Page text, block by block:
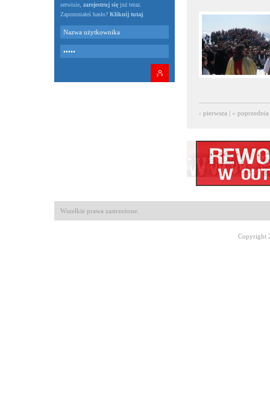
serwisie, zarejestruj się już teraz.
Zapomniałeś hasło? Kliknij tutaj
‹ pierwsza | « poprzednia
Wszelkie prawa zastrzeżone.
Copyright